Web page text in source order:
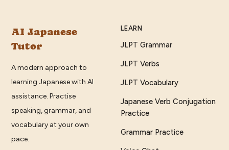
AI Japanese
Tutor
A modern approach to
learning Japanese with AI
assistance. Practise
speaking, grammar, and
vocabulary at your own
pace.
LEARN
JLPT Grammar
JLPT Verbs
JLPT Vocabulary
Japanese Verb Conjugation
Practice
Grammar Practice